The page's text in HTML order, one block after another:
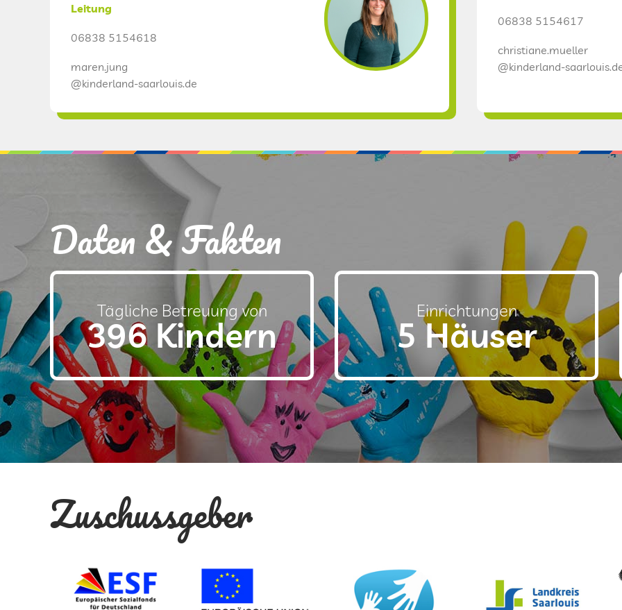
Leitung
06838 5154618
maren.jung
@kinderland-saarlouis.de
06838 5154617
christiane.mueller
@kinderland-
Daten & Fakten
Tägliche Betreuung von
396 Kindern
Einrichtungen
5 Häuser
Zuschussgeber